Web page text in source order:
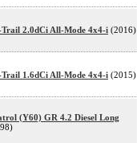
Trail 2.0dCi All-Mode 4x4-i (2016)
Trail 1.6dCi All-Mode 4x4-i (2015)
(Y60) GR 4.2 Diesel Long